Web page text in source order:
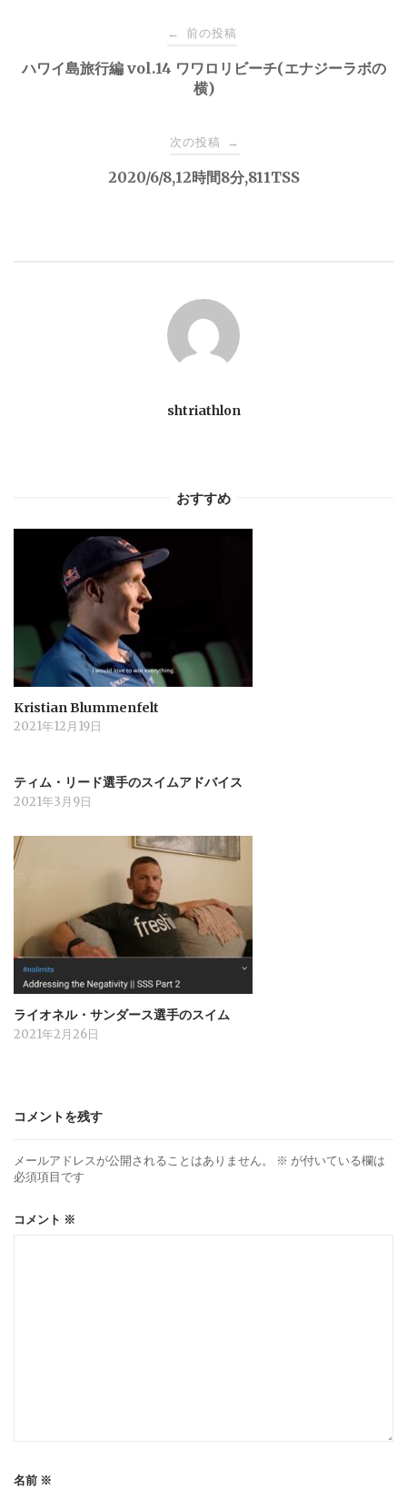
稿
← 前の投稿
ハワイ島旅行編 vol.14 ワワロリビーチ(エナジーラボの
横)
次の投稿 →
2020/6/8,12時間8分,811TSS
shtriathlon
おすすめ
Kristian Blummenfelt
2021年12月19日
ティム・リード選手のスイムアドバイス
2021年3月9日
ライオネル・サンダース選手のスイム
2021年2月26日
コメントを残す
メールアドレスが公開されることはありません。 ※ が付いている欄は
必須項目です
コメント ※
名前 ※